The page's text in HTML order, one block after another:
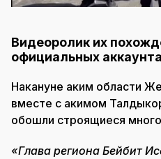
Видеоролик их
официальных
Накануне аким области
вместе с акимом
обошли строящиеся
«Глава региона Бейбит